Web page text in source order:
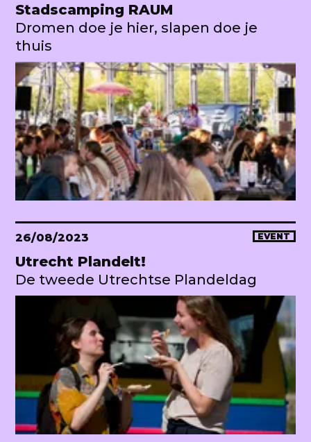
Stadscamping RAUM
Dromen doe je hier, slapen doe je
thuis
26/08/2023 EVENT
Utrecht Plandelt!
De tweede Utrechtse Plandeldag